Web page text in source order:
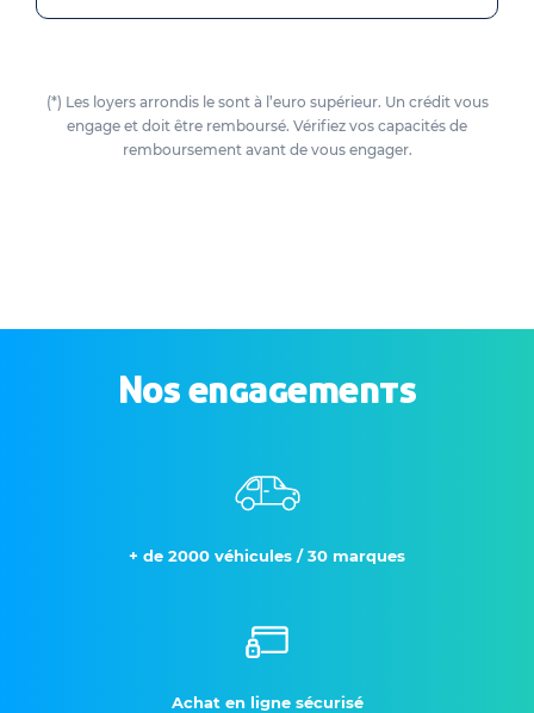
(*) Les loyers arrondis le sont à l’euro supérieur. Un crédit vous
engage et doit être remboursé. Vérifiez vos capacités de
remboursement avant de vous engager.
Nos engagements
+ de 2000 véhicules / 30 marques
Achat en ligne sécurisé